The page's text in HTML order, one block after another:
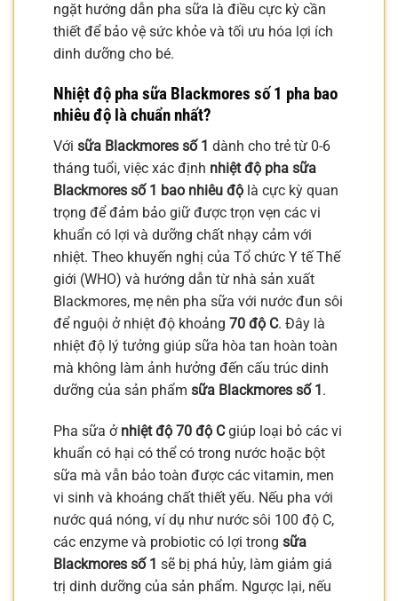
ngặt hướng dẫn pha sữa là điều cực kỳ cần
thiết để bảo vệ sức khỏe và tối ưu hóa lợi ích
dinh dưỡng cho bé.
Nhiệt độ phasữa Blackmores số 1 pha bao
nhiêu độ là chuẩn nhất?
Với sữa Blackmores số 1 dành cho trẻ từ 0-6
tháng tuổi, việc xác định nhiệt độ pha sữa
Blackmores số 1 bao nhiêu độ là cực kỳ quan
trọng để đảm bảo giữ được trọn vẹn các vi
khuẩn có lợi và dưỡng chất nhạy cảm với
nhiệt. Theo khuyến nghị của Tổ chức Y tế Thế
giới (WHO) và hướng dẫn từ nhà sản xuất
Blackmores, mẹ nên pha sữa với nước đun sôi
để nguội ở nhiệt độ khoảng 70 độ C. Đây là
nhiệt độ lý tưởng giúp sữa hòa tan hoàn toàn
mà không làm ảnh hưởng đến cấu trúc dinh
dưỡng của sản phẩm sữa Blackmores số 1.
Pha sữa ở nhiệt độ 70 độ Cgiúp loại bỏ các vi
khuẩn có hại có thể có trong nước hoặc bột
sữa mà vẫn bảo toàn được các vitamin, men
vi sinh và khoáng chất thiết yếu. Nếu pha với
nước quá nóng, ví dụ như nước sôi 100 độ C,
các enzyme và probiotic có lợi trong sữa
Blackmores số 1 sẽ bị phá hủy, làm giảm giá
trị dinh dưỡng của sản phẩm. Ngược lại, nếu